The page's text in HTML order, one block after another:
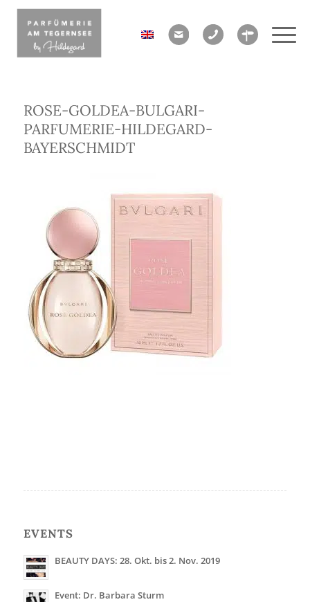
ROSE-GOLDEA-BULGARI-
PARFUMERIE-HILDEGARD-
BAYERSCHMIDT
EVENTS
BEAUTY DAYS: 28. Okt. bis 2. Nov. 2019
Event: Dr. Barbara Sturm